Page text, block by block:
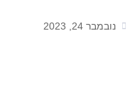
נובמבר 24, 2023